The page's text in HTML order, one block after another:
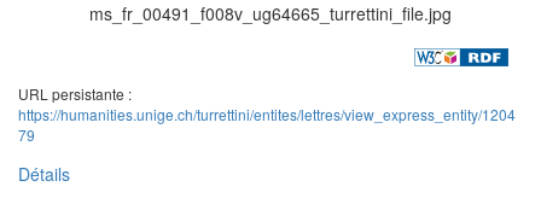
ms_fr_00491_f008v_ug64665_turrettini_file.jpg
URL persistante :
https://humanities.unige.ch/turrettini/entites/lettres/view_express_entity/1204
79
Détails